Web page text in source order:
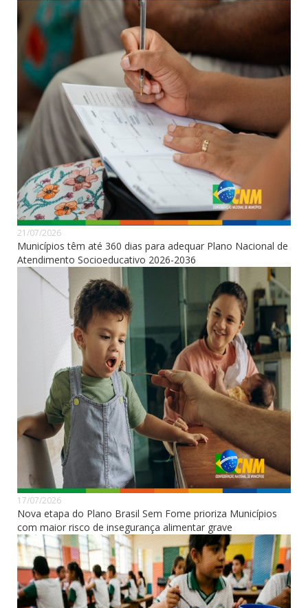
21/07/2026
Municípios têm até 360 dias para adequar Plano Nacional de
Atendimento Socioeducativo 2026-2036
17/07/2026
Nova etapa do Plano Brasil Sem Fome prioriza Municípios
com maior risco de insegurança alimentar grave